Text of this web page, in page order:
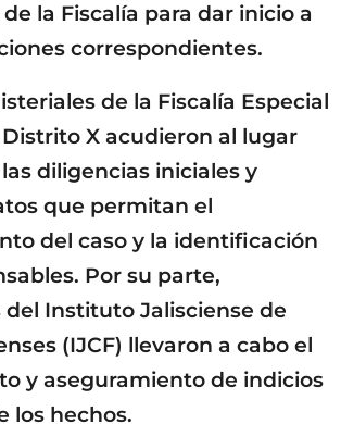
la Fiscalía para dar inicio a
correspondientes.
de la Fiscalía Especial
X acudieron al lugar
diligencias iniciales y
que permitan el
del caso y la identificación
Por su parte,
del Instituto Jalisciense de
(IJCF) llevaron a cabo el
y aseguramiento de indicios
los hechos.